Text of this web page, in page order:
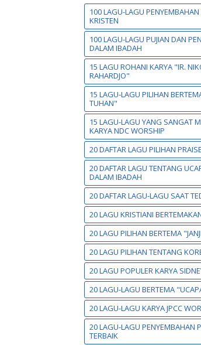
100 LAGU-LAGU PENYEMBAHAN
KRISTEN
100 LAGU-LAGU PUJIAN DAN
DALAM IBADAH
15 LAGU ROHANI KARYA "IR.
RAHARDJO"
15 LAGU-LAGU PILIHAN
TUHAN"
15 LAGU-LAGU YANG SANGAT
KARYA NDC WORSHIP
20 DAFTAR LAGU PILIHAN PRAISE
20 DAFTAR LAGU TENTANG
DALAM IBADAH
20 DAFTAR LAGU-LAGU SAAT
20 LAGU KRISTIANI
20 LAGU PILIHAN BERTEMA
20 LAGU PILIHAN TENTANG
20 LAGU POPULER KARYA
20 LAGU-LAGU BERTEMA
20 LAGU-LAGU KARYA JPCC
20 LAGU-LAGU PENYEMBAHAN
TERBAIK